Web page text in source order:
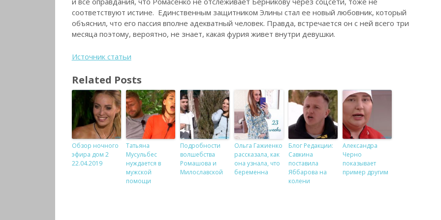
соответствуют истине. Единственным защитником Элины стал ее новый любовник, который
объяснил, что его пассия вполне адекватный человек. Правда, встречается он с ней всего три
месяца поэтому, вероятно, не знает, какая фурия живет внутри девушки.
Источник статьи
Related Posts
Обзор ночного
эфира дом 2
22.04.2019
Татьяна
Мусульбес
нуждается в
мужской
помощи
Подробности
волшебства
Ромашова и
Милославской
Ольга Гажиенко
рассказала, как
она узнала, что
беременна
Блог Редакции:
Савкина
поставила
Яббарова на
колени
Александра
Черно
показывает
пример другим